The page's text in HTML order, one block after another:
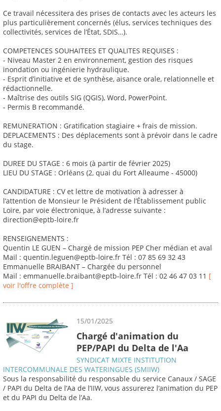
Ce travail nécessitera des prises de contacts avec les acteurs les
plus particulièrement concernés (élus, services techniques des
collectivités, services de l’État, SDIS…).
COMPETENCES SOUHAITEES ET QUALITES REQUISES :
- Niveau Master 2 en environnement, gestion des risques
inondation ou ingénierie hydraulique.
- Esprit d’initiative et de synthèse, aisance orale, relationnelle et
rédactionnelle.
- Maîtrise des outils SIG (QGIS), Word, PowerPoint.
- Permis B recommandé.
REMUNERATION : Gratification stagiaire + frais de mission.
DEPLACEMENTS : Des déplacements sont à prévoir dans le cadre
du stage.
DUREE DU STAGE : 6 mois (à partir de février 2025)
LIEU DU STAGE : Orléans (2, quai du Fort Alleaume - 45000)
CANDIDATURE : CV et lettre de motivation à adresser à
l’attention de Monsieur le Président de l’Établissement public
Loire, par voie électronique, à l’adresse suivante :
direction@eptb-loire.fr
RENSEIGNEMENTS :
Quentin LE GUEN – Chargé de mission PEP Cher médian et aval
Mail : quentin.leguen@eptb-loire.fr Tél : 07 85 69 32 43
Emmanuelle BRAIBANT – Chargée du personnel
Mail : emmanuelle.braibant@eptb-loire.fr Tél : 02 46 47 03 11 [
voir l'offre complète ]
15/01/2025
Chargé d'animation du
PEP/PAPI du Delta de l'Aa
SYNDICAT MIXTE INSTITUTION
INTERCOMMUNALE DES WATERINGUES (SMIIW)
Sous la responsabilité du responsable du service Canaux / SAGE
/ PAPI du Delta de l’Aa de l’IIW, vous assurerez l’animation du PEP
et du PAPI du Delta de l’Aa.